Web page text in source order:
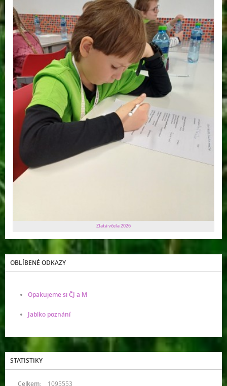
Zlatá včela 2026
OBLÍBENÉ ODKAZY
Opakujeme si ČJ a M
Jablko poznání
STATISTIKY
Celkem: 1095553